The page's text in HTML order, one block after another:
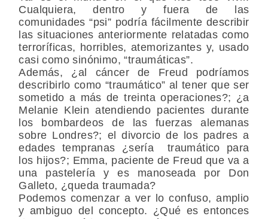
Cualquiera, dentro y fuera de las
comunidades “psi” podría fácilmente describir
las situaciones anteriormente relatadas como
terroríficas, horribles, atemorizantes y, usado
casi como sinónimo, “traumáticas”.
Además, ¿al cáncer de Freud podríamos
describirlo como “traumático” al tener que ser
sometido a más de treinta operaciones?; ¿a
Melanie Klein atendiendo pacientes durante
los bombardeos de las fuerzas alemanas
sobre Londres?; el divorcio de los padres a
edades tempranas ¿sería traumático para
los hijos?; Emma, paciente de Freud que va a
una pastelería y es manoseada por Don
Galleto, ¿queda traumada?
Podemos comenzar a ver lo confuso, amplio
y ambiguo del concepto. ¿Qué es entonces